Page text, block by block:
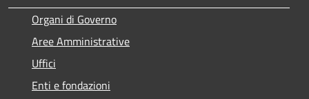
Organi di Governo
Aree Amministrative
Uffici
Enti e fondazioni